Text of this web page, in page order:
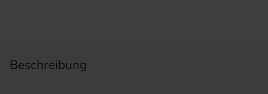
Beschreibung